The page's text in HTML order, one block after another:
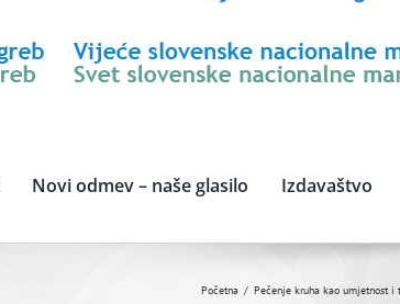
Novi odmev – naše glasilo Izdavaštvo
Početna Pečenje kruha kao umjetnost i